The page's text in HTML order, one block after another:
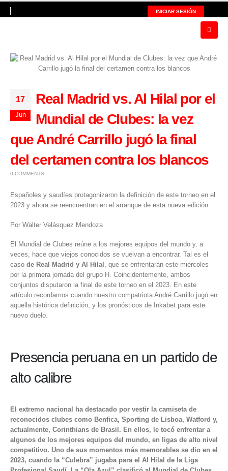
INICIAR SESIÓN
17
Jun
Real Madrid vs. Al Hilal por el
Mundial de Clubes: la vez
que André Carrillo jugó la final
del certamen contra los blancos
0 COMMENTS
Españoles y saudíes protagonizaron la definición de este torneo en el
2023 y ahora se reencuentran en el arranque de esta nueva edición.
Por Walter Velásquez Mendoza
El Mundial de Clubes reúne a los mejores equipos del mundo y, a
veces, hace que viejos conocidos se vuelvan a encontrar. Tal es el
caso de Real Madrid y Al Hilal , que se enfrentarán este miércoles
por la primera jornada del grupo H. Coincidentemente, ambos
conjuntos disputaron la final de este torneo en el 2023. En este
artículo recordamos cuando nuestro compatriota André Carrillo jugó en
aquella histórica definición, y los pronósticos de Inkabet para este
nuevo duelo.
Presencia peruana en un partido de
alto calibre
El extremo nacional ha destacado por vestir la camiseta de
reconocidos clubes como Benfica, Sporting de Lisboa, Watford y,
actualmente, Corinthians de Brasil. En ellos, le tocó enfrentar a
algunos de los mejores equipos del mundo, en ligas de alto nivel
competitivo. Uno de sus momentos más memorables se dio en el
2023, cuando la “Culebra” jugaba para el Al Hilal de la Liga